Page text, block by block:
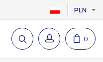
PLN
0